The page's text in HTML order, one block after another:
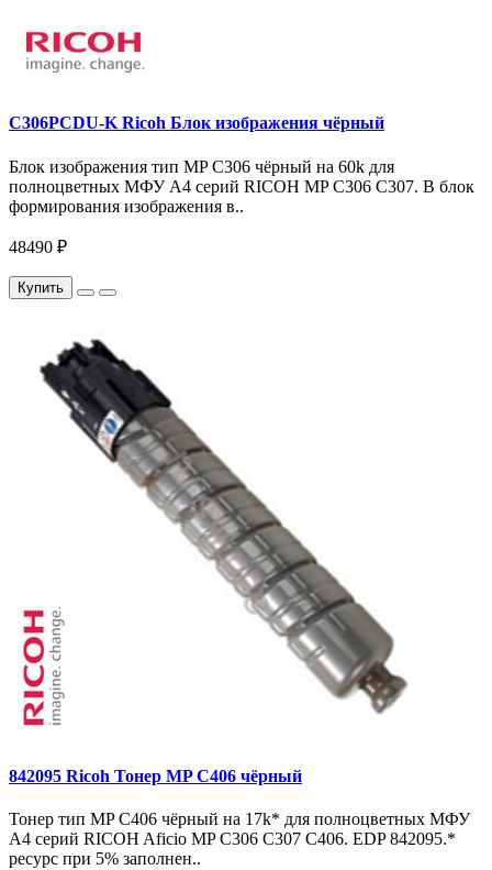
C306PCDU-K Ricoh Блок изображения чёрный
Блок изображения тип MP C306 чёрный на 60k для
полноцветных МФУ A4 серий RICOH MP C306 C307. В блок
формирования изображения в..
48490 ₽
Купить
842095 Ricoh Тонер MP C406 чёрный
Тонер тип MP C406 чёрный на 17k* для полноцветных МФУ
A4 серий RICOH Aficio MP С306 С307 С406. EDP 842095.*
ресурс при 5% заполнен..